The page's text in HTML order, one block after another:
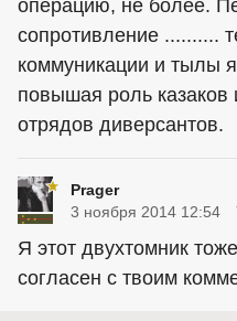
операцию, не более.
сопротивление ..........
коммуникации и тылы
повышая роль
отрядов диверсантов.
Prager
3 ноября 2014 12:54
Я этот двухтомник
согласен с твоим